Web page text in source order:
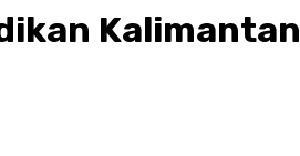
Kalimantan